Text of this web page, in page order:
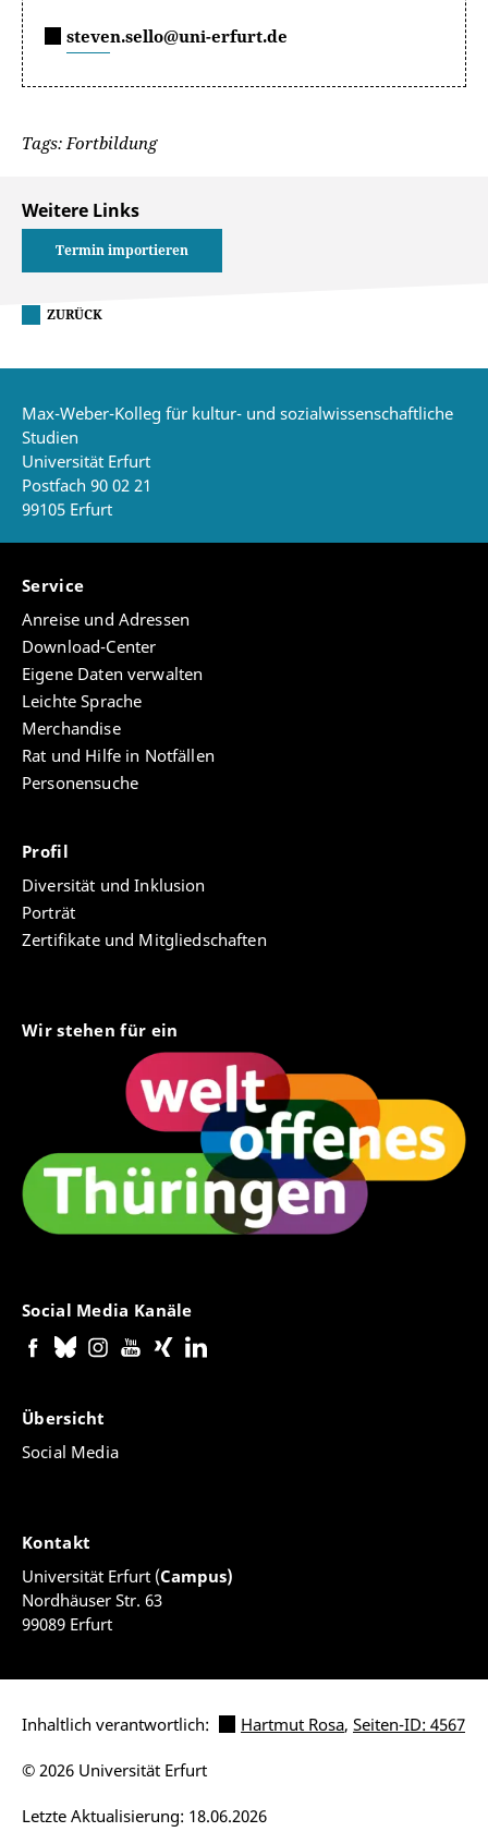
steven.sello@uni-erfurt.de
Tags: Fortbildung
Weitere Links
Termin importieren
ZURÜCK
Max-Weber-Kolleg für kultur- und sozialwissenschaftliche
Studien
Universität Erfurt
Postfach 90 02 21
99105 Erfurt
Service
Anreise und Adressen
Download-Center
Eigene Daten verwalten
Leichte Sprache
Merchandise
Rat und Hilfe in Notfällen
Personensuche
Profil
Diversität und Inklusion
Porträt
Zertifikate und Mitgliedschaften
Wir stehen für ein
Social Media Kanäle
Übersicht
Social Media
Kontakt
Universität Erfurt (Campus)
Nordhäuser Str. 63
99089 Erfurt
Inhaltlich verantwortlich: Hartmut Rosa, Seiten-ID: 4567
Letzte Aktualisierung: 18.06.2026
© 2026 Universität Erfurt